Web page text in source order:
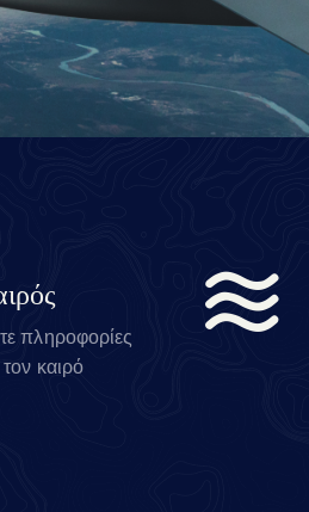
πληροφορίες
τον καιρό